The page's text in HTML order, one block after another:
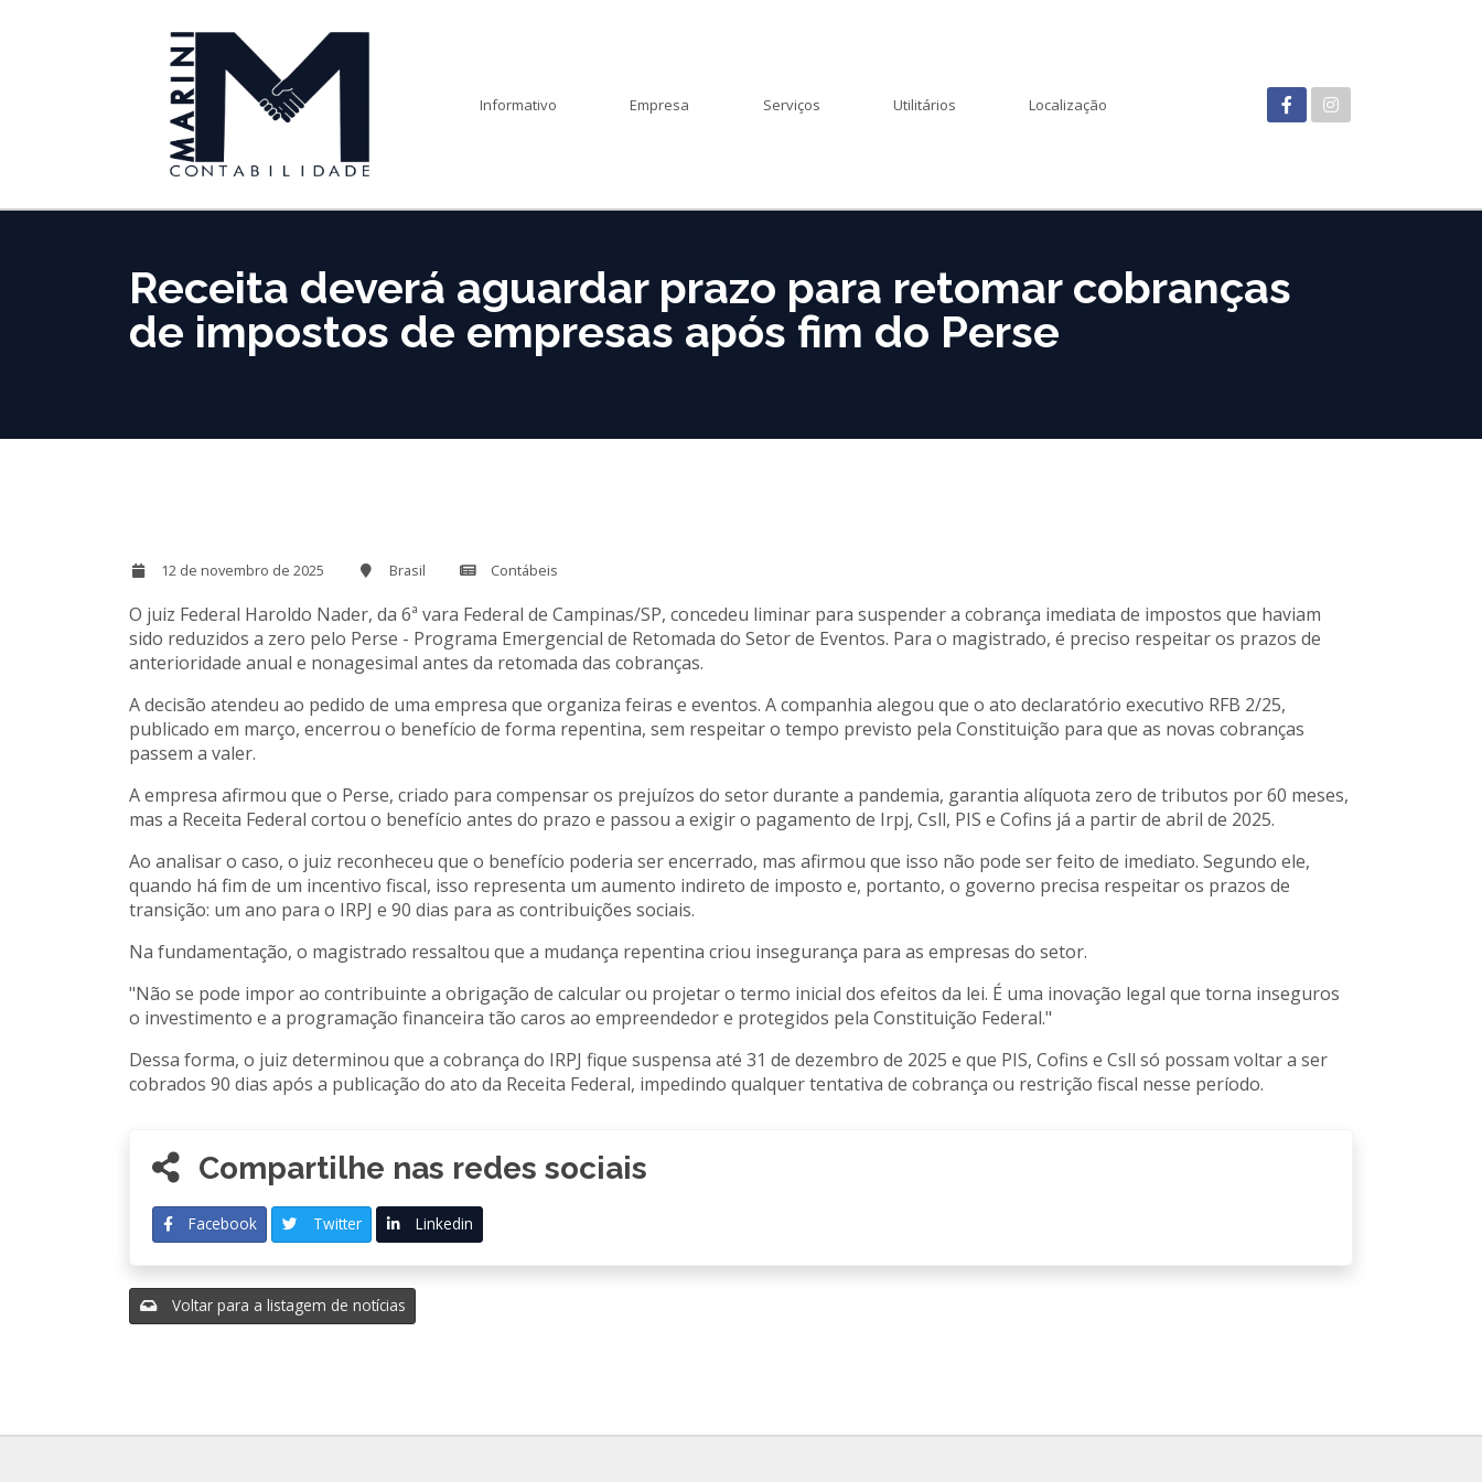
Informativo Empresa Serviços Utilitários Localização
Receita deverá aguardar prazo para retomar cobranças
de impostos de empresas após fim do Perse
12 de novembro de 2025 Brasil Contábeis
O juiz Federal Haroldo Nader, da 6ª vara Federal de Campinas/SP, concedeu liminar para suspender a cobrança imediata de impostos que haviam
sido reduzidos a zero pelo Perse - Programa Emergencial de Retomada do Setor de Eventos. Para o magistrado, é preciso respeitar os prazos de
anterioridade anual e nonagesimal antes da retomada das cobranças.
A decisão atendeu ao pedido de uma empresa que organiza feiras e eventos. A companhia alegou que o ato declaratório executivo RFB 2/25,
publicado em março, encerrou o benefício de forma repentina, sem respeitar o tempo previsto pela Constituição para que as novas cobranças
passem a valer.
A empresa afirmou que o Perse, criado para compensar os prejuízos do setor durante a pandemia, garantia alíquota zero de tributos por 60 meses,
mas a Receita Federal cortou o benefício antes do prazo e passou a exigir o pagamento de Irpj, Csll, PIS e Cofins já a partir de abril de 2025.
Ao analisar o caso, o juiz reconheceu que o benefício poderia ser encerrado, mas afirmou que isso não pode ser feito de imediato. Segundo ele,
quando há fim de um incentivo fiscal, isso representa um aumento indireto de imposto e, portanto, o governo precisa respeitar os prazos de
transição: um ano para o IRPJ e 90 dias para as contribuições sociais.
Na fundamentação, o magistrado ressaltou que a mudança repentina criou insegurança para as empresas do setor.
"Não se pode impor ao contribuinte a obrigação de calcular ou projetar o termo inicial dos efeitos da lei. É uma inovação legal que torna inseguros
o investimento e a programação financeira tão caros ao empreendedor e protegidos pela Constituição Federal."
Dessa forma, o juiz determinou que a cobrança do IRPJ fique suspensa até 31 de dezembro de 2025 e que PIS, Cofins e Csll só possam voltar a ser
cobrados 90 dias após a publicação do ato da Receita Federal, impedindo qualquer tentativa de cobrança ou restrição fiscal nesse período.
Compartilhe nas redes sociais
Facebook Twitter Linkedin
Voltar para a listagem de notícias